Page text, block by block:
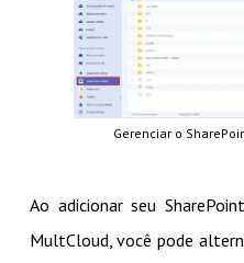
Gerenciar o
Ao adicionar seu
MultCloud, você pode